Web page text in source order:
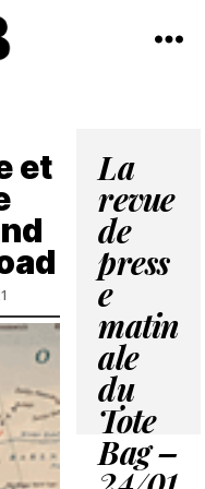
et
La
revue
de
press
e
matin
ale
du
Tote
Bag –